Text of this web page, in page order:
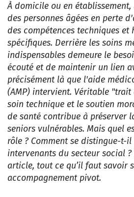
À domicile ou en
des personnes âgées en perte
des compétences techniques et
spécifiques. Derrière les soins
indispensables demeure le
écouté et de maintenir un lien
précisément là que l'aide
(AMP) intervient. Véritable
soin technique et le soutien
de santé contribue à préserver
seniors vulnérables. Mais quel
rôle ? Comment se distingue-t-il
intervenants du secteur social
article, tout ce qu’il faut savoir
accompagnement pivot.